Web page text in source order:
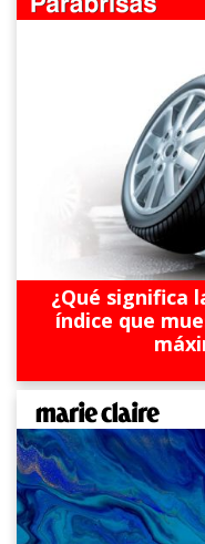
¿Qué significa
índice que